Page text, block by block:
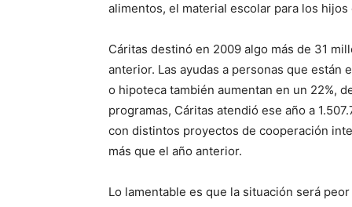
alimentos, el material escolar para los
Cáritas destinó en 2009 algo más de 31
anterior. Las ayudas a personas que
o hipoteca también aumentan en un 22%,
programas, Cáritas atendió ese año a
con distintos proyectos de cooperación
más que el año anterior.
Lo lamentable es que la situación será